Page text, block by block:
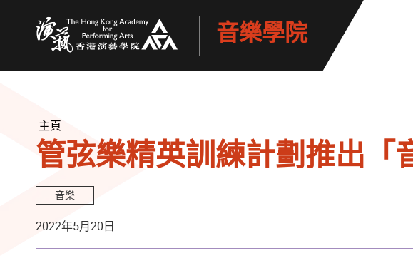
音樂學院
主頁
管弦樂精英訓練計劃推出「
音樂
2022年5月20日